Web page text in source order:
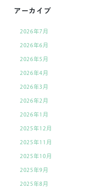
記
事
へ
の
リ
ン
ク
アーカイブ
2026年7月
2026年6月
2026年5月
2026年4月
2026年3月
2026年2月
2026年1月
2025年12月
2025年11月
2025年10月
2025年9月
2025年8月